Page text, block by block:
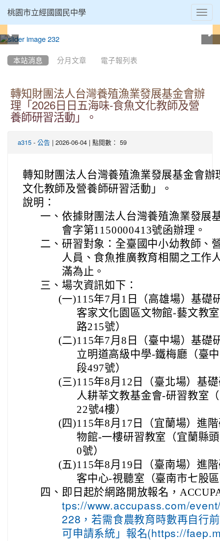
桃園市立經國國民中學
本站消息 分月文章 電子報列表
轉知財團法人台灣養殖漁業發展基金會辦
理「2026日日五海味-食魚文化教師及營
養師研習活動」。
a315 - 公告 | 2026-06-04 | 點閱數： 59
轉知財團法人台灣養殖漁業發展基金會
文化教師及營養師研習活動」。
說明：
一、 依據財團法人台灣養殖漁業發展
會字第1150000413號函辦理。
二、 研習對象：全臺國中小幼教師、
人員、食魚推廣教育相關之工作
滿為止。
三、 場次資訊如下：
(一)115年7月1日（高雄場）基礎
客家文化園區文物館-藝文教
路215號）
(二)115年7月8日（臺中場）基礎
立明道高級中學-鐵梅廳（臺
段497號）
(三)115年8月12日（臺北場）基
人耕莘文教基金會-研習教室
22號4樓）
(四)115年8月17日（宜蘭場）進
物館-一樓研習教室（宜蘭縣
0號）
(五)115年8月19日（臺南場）進
客中心-視聽室（臺南市七股
四、 即日起於網路開放報名，
tps://www.accupass.com/
228，若需食農教育時數再自行
可申請系統」報名(https://